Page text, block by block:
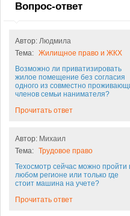
Вопрос-ответ
Автор: Людмила
Тема: Жилищное право и ЖКХ
Возможно ли приватизировать
жилое помещение без согласия
одного из совместно
членов семьи нанимателя?
Прочитать ответ
Автор: Михаил
Тема: Трудовое право
Техосмотр сейчас можно пройти
любом регионе или только где
стоит машина на учете?
Прочитать ответ